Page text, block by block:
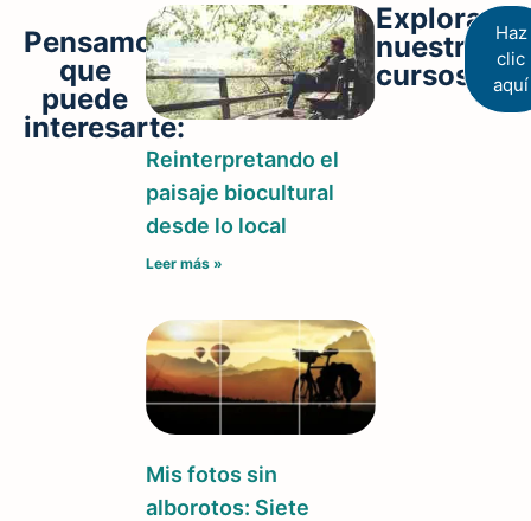
Pensamos
que
puede
interesarte:
Reinterpretando el
paisaje biocultural
desde lo local
Leer más »
Mis fotos sin
alborotos: Siete
Explora
nuestros
cursos
Haz
clic
aquí